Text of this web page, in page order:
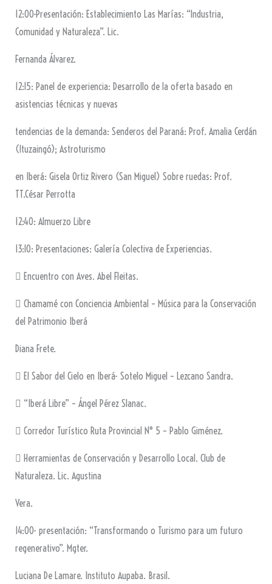
12:00-Presentación: Establecimiento Las Marías: “Industria,
Comunidad y Naturaleza”. Lic.
Fernanda Álvarez.
12:15: Panel de experiencia: Desarrollo de la oferta basado en
asistencias técnicas y nuevas
tendencias de la demanda: Senderos del Paraná: Prof. Amalia Cerdán
(Ituzaingó); Astroturismo
en Iberá: Gisela Ortiz Rivero (San Miguel) Sobre ruedas: Prof.
TT.César Perrotta
12:40: Almuerzo Libre
13:10: Presentaciones: Galería Colectiva de Experiencias.
 Encuentro con Aves. Abel Fleitas.
 Chamamé con Conciencia Ambiental – Música para la Conservación
del Patrimonio Iberá
Diana Frete.
 El Sabor del Cielo en Iberá- Sotelo Miguel – Lezcano Sandra.
 “Iberá Libre” – Ángel Pérez Slanac.
 Corredor Turístico Ruta Provincial N° 5 – Pablo Giménez.
 Herramientas de Conservación y Desarrollo Local. Club de
Naturaleza. Lic. Agustina
Vera.
14:00- presentación: “Transformando o Turismo para um futuro
regenerativo”. Mgter.
Luciana De Lamare. Instituto Aupaba. Brasil.